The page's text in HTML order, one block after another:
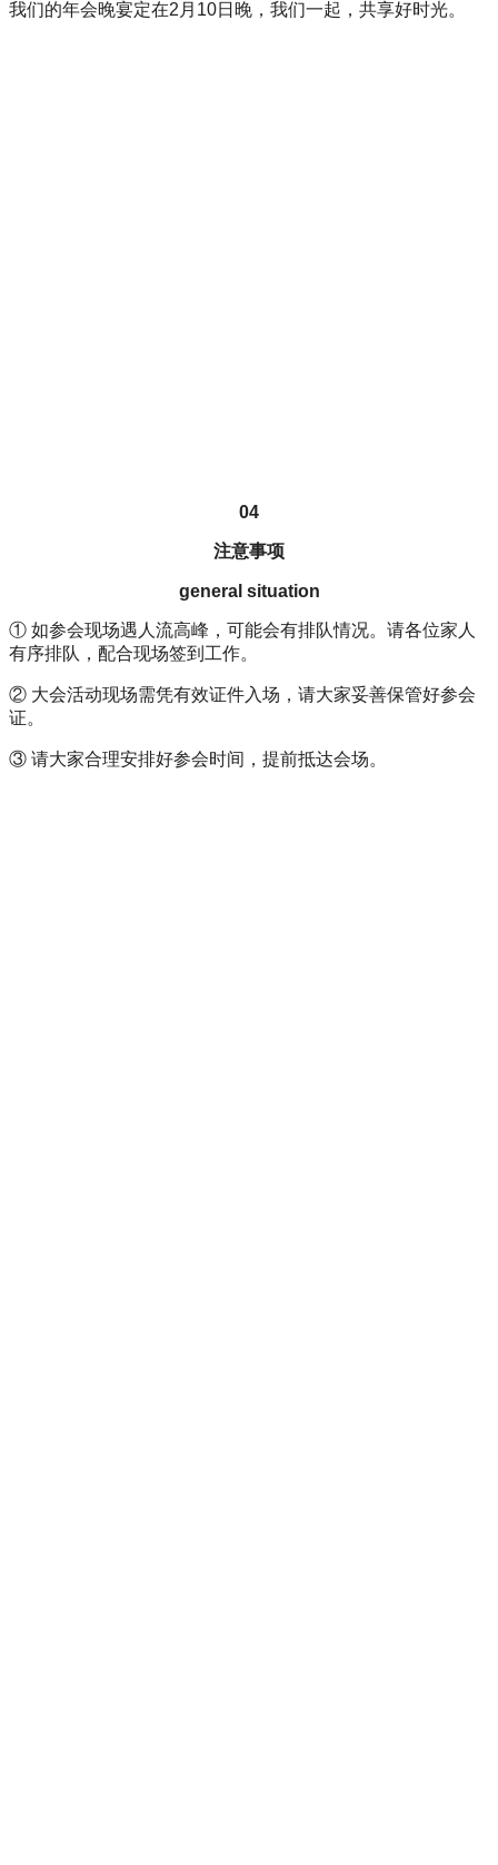
我们的年会晚宴定在2月10日晚，我们一起，共享好时光。
04
注意事项
general situation
① 如参会现场遇人流高峰，可能会有排队情况。请各位家人
有序排队，配合现场签到工作。
② 大会活动现场需凭有效证件入场，请大家妥善保管好参会
证。
③ 请大家合理安排好参会时间，提前抵达会场。